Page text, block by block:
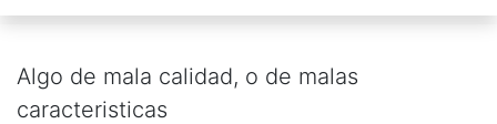
Algo de mala calidad, o de malas
caracteristicas